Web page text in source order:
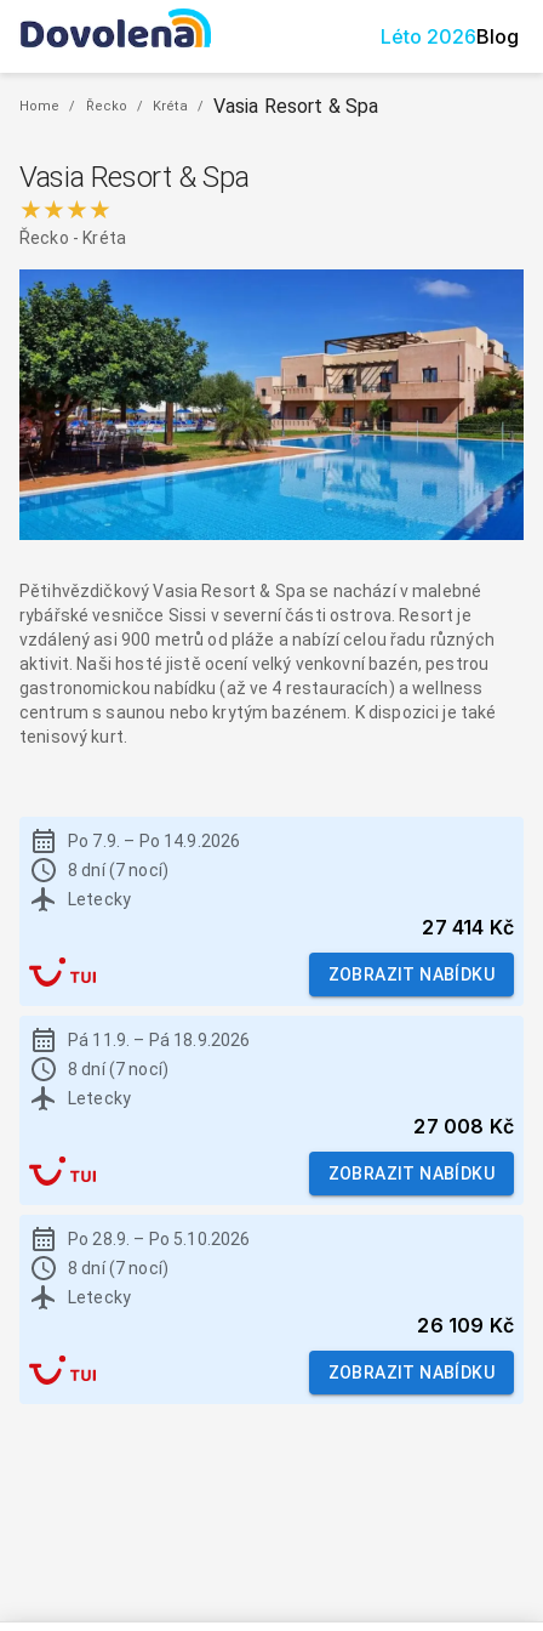
Léto 2026Blog
Home / Řecko / Kréta / Vasia Resort & Spa
Vasia Resort & Spa
★★★★
Řecko - Kréta
Pětihvězdičkový Vasia Resort & Spa se nachází v malebné
rybářské vesničce Sissi v severní části ostrova. Resort je
vzdálený asi 900 metrů od pláže a nabízí celou řadu různých
aktivit. Naši hosté jistě ocení velký venkovní bazén, pestrou
gastronomickou nabídku (až ve 4 restauracích) a wellness
centrum s saunou nebo krytým bazénem. K dispozici je také
tenisový kurt.
Po 7.9. – Po 14.9.2026
8 dní (7 nocí)
Letecky
27 414 Kč
ZOBRAZIT NABÍDKU
Pá 11.9. – Pá 18.9.2026
8 dní (7 nocí)
Letecky
27 008 Kč
ZOBRAZIT NABÍDKU
Po 28.9. – Po 5.10.2026
8 dní (7 nocí)
Letecky
26 109 Kč
ZOBRAZIT NABÍDKU